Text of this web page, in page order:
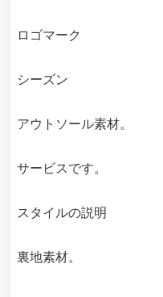
ロゴマーク
シーズン
アウトソール素材。
サービスです。
スタイルの説明
裏地素材。